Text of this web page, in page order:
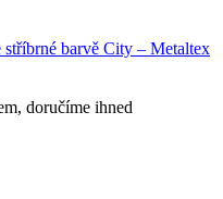
stříbrné barvě City – Metaltex
doručíme ihned